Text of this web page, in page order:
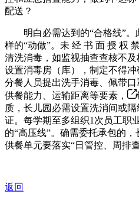
配送？
明白必需达到的“合格线”。
样的“动做”。未 经 书 面 授 权
清洗消毒，如监视抽查查核不
设置消毒房（库），制定不得
分餐人员提出洗手消毒、佩带
供餐能力、运输距离等要素，
质，长儿园必需设置洗消间或
证。每学期至多组织1次员工职
的“高压线”。确需委托承包的，
供餐单元要落实“日管控、周排
返回